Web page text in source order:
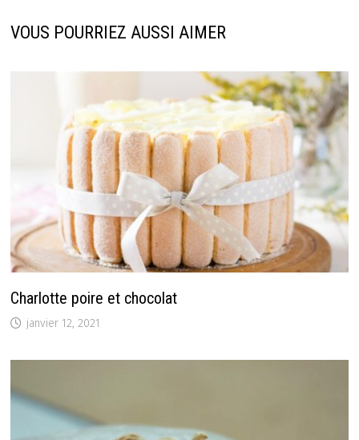
VOUS POURRIEZ AUSSI AIMER
Charlotte poire et chocolat
janvier 12, 2021